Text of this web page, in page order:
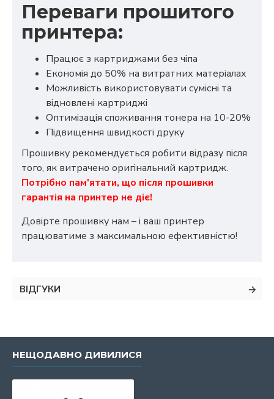
Переваги прошитого
принтера:
Працює з картриджами без чіпа
Економія до 50% на витратних матеріалах
Можливість використовувати сумісні та
відновлені картриджі
Оптимізація споживання тонера на 10-20%
Підвищення швидкості друку
Прошивку рекомендується робити відразу після
того, як витрачено оригінальний картридж.
Потрібно пам'ятати, що після прошивки
гарантія на принтер не діє!
Довірте прошивку нам – і ваш принтер
працюватиме з максимальною ефективністю!
ВІДГУКИ
НЕЩОДАВНО ДИВИЛИСЯ